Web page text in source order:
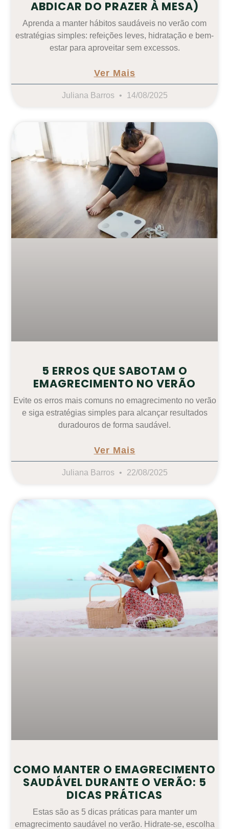
ABDICAR DO PRAZER À MESA)
Aprenda a manter hábitos saudáveis no verão com
estratégias simples: refeições leves, hidratação e bem-
estar para aproveitar sem excessos.
Ver Mais
Juliana Barros 14/08/2025
5 ERROS QUE SABOTAM O
EMAGRECIMENTO NO VERÃO
Evite os erros mais comuns no emagrecimento no verão
e siga estratégias simples para alcançar resultados
duradouros de forma saudável.
Ver Mais
Juliana Barros 22/08/2025
COMO MANTER O EMAGRECIMENTO
SAUDÁVEL DURANTE O VERÃO: 5
DICAS PRÁTICAS
Estas são as 5 dicas práticas para manter um
emagrecimento saudável no verão. Hidrate-se, escolha